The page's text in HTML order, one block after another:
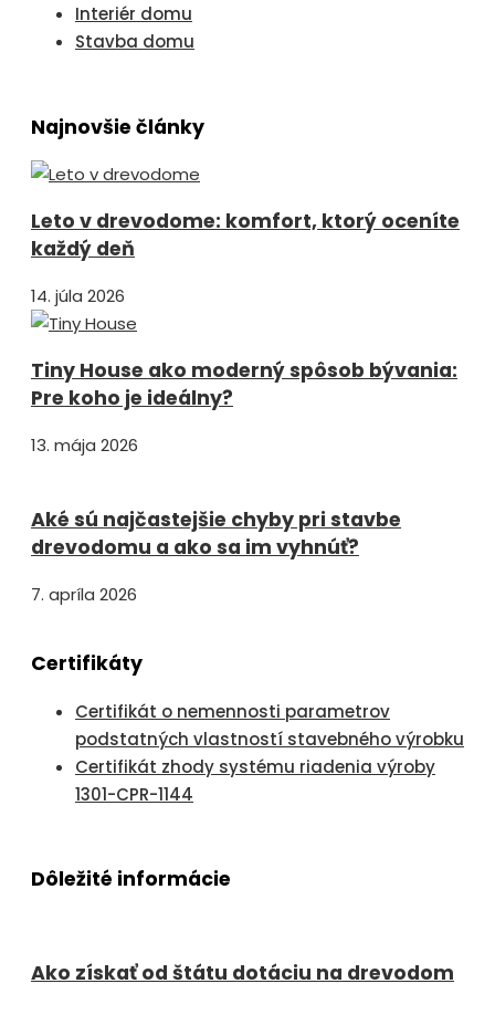
Interiér domu
Stavba domu
Najnovšie články
Leto v drevodome: komfort, ktorý oceníte
každý deň
14. júla 2026
Tiny House ako moderný spôsob bývania:
Pre koho je ideálny?
13. mája 2026
Aké sú najčastejšie chyby pri stavbe
drevodomu a ako sa im vyhnúť?
7. apríla 2026
Certifikáty
Certifikát o nemennosti parametrov
podstatných vlastností stavebného výrobku
Certifikát zhody systému riadenia výroby
1301-CPR-1144
Dôležité informácie
Ako získať od štátu dotáciu na drevodom